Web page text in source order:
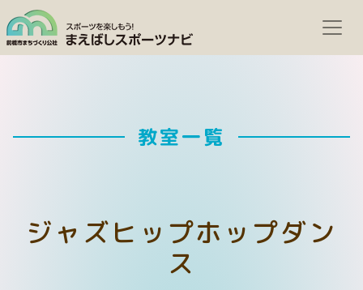
教室一覧
ジャズヒップホップダン
ス